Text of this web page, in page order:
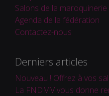
Salons de la maroquinerie
Agenda de la fédération
Contactez-nous
Derniers articles
Nouveau ! Offrez à vos
La FNDMV vous donne